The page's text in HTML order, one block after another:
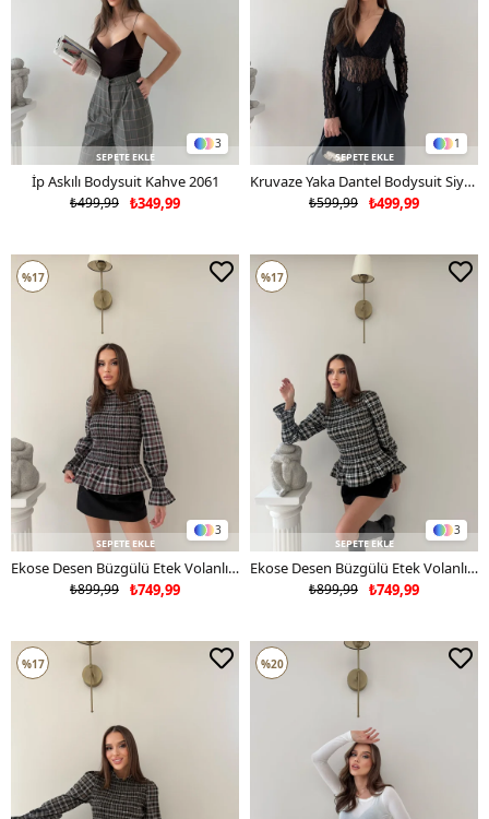
3
SEPETE EKLE
İp Askılı Bodysuit Kahve 2061
₺349,99
₺499,99
1
SEPETE EKLE
Kruvaze Yaka Dantel Bodysuit Siyah 2057
₺499,99
₺599,99
3
SEPETE EKLE
Ekose Desen Büzgülü Etek Volanlı Bluz Antrasit 2038
₺749,99
₺899,99
%17
3
SEPETE EKLE
Ekose Desen Büzgülü Etek Volanlı Bluz Vizon 2038
₺749,99
₺899,99
%17
%17 %20